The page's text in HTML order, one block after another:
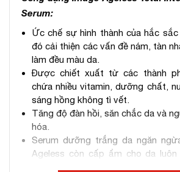
Serum:
Ức chế sự hình thành của hắc
đó cải thiện các vấn đề nám, tàn
làm đều màu da.
Được chiết xuất từ các thành
chứa nhiều vitamin, dưỡng chất,
sáng hồng không tì vết.
Tăng độ đàn hồi, săn chắc da và
hóa.
Serum dưỡng trắng da ngăn
Ageless còn cấp ẩm cho da luôn